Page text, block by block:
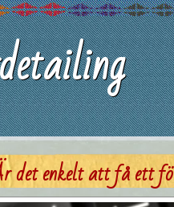
det enkelt att få ett